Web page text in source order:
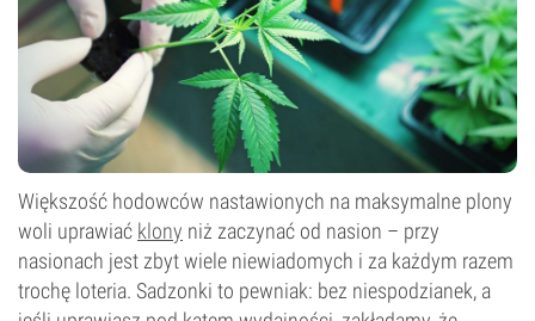
Większość hodowców nastawionych na maksymalne plony
woli uprawiać klony niż zaczynać od nasion – przy
nasionach jest zbyt wiele niewiadomych i za każdym razem
trochę loteria. Sadzonki to pewniak: bez niespodzianek, a